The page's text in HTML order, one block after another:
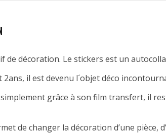
de décoration. Le stickers est un
il est devenu l´objet déco
grâce à son film transfert, il
de changer la décoration d’une pièce,